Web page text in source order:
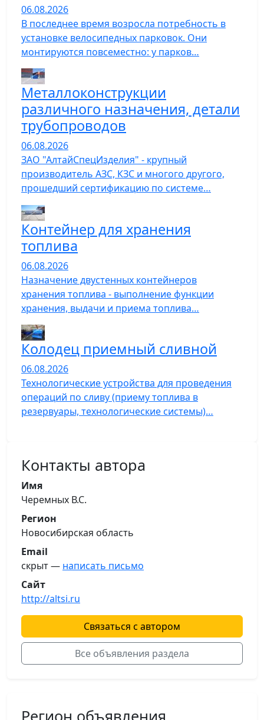
06.08.2026
В последнее время возросла потребность в
установке велосипедных парковок. Они
монтируются повсеместно: у парков…
Металлоконструкции
различного назначения, детали
трубопроводов
06.08.2026
ЗАО "АлтайСпецИзделия" - крупный
производитель АЗС, КЗС и многого другого,
прошедший сертификацию по системе…
Контейнер для хранения
топлива
06.08.2026
Назначение двустенных контейнеров
хранения топлива - выполнение функции
хранения, выдачи и приема топлива…
Колодец приемный сливной
06.08.2026
Технологические устройства для проведения
операций по сливу (приему топлива в
резервуары, технологические системы)…
Контакты автора
Имя
Черемных В.С.
Регион
Новосибирская область
Email
скрыт — написать письмо
Сайт
http://altsi.ru
Связаться с автором
Все объявления раздела
Регион объявления